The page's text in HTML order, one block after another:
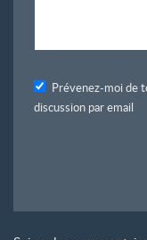
Prévenez-moi de
discussion par email